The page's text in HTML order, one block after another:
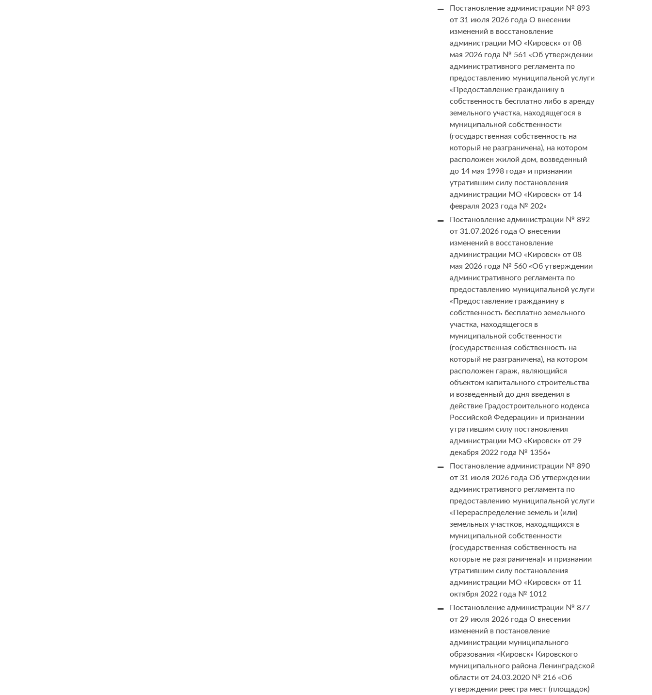
Постановление администрации № 893
от 31 июля 2026 года О внесении
изменений в восстановление
администрации МО «Кировск» от 08
мая 2026 года № 561 «Об утверждении
административного регламента по
предоставлению муниципальной услуги
«Предоставление гражданину в
собственность бесплатно либо в аренду
земельного участка, находящегося в
муниципальной собственности
(государственная собственность на
который не разграничена), на котором
расположен жилой дом, возведенный
до 14 мая 1998 года» и признании
утратившим силу постановления
администрации МО «Кировск» от 14
февраля 2023 года № 202»
Постановление администрации № 892
от 31.07.2026 года О внесении
изменений в восстановление
администрации МО «Кировск» от 08
мая 2026 года № 560 «Об утверждении
административного регламента по
предоставлению муниципальной услуги
«Предоставление гражданину в
собственность бесплатно земельного
участка, находящегося в
муниципальной собственности
(государственная собственность на
который не разграничена), на котором
расположен гараж, являющийся
объектом капитального строительства
и возведенный до дня введения в
действие Градостроительного кодекса
Российской Федерации» и признании
утратившим силу постановления
администрации МО «Кировск» от 29
декабря 2022 года № 1356»
Постановление администрации № 890
от 31 июля 2026 года Об утверждении
административного регламента по
предоставлению муниципальной услуги
«Перераспределение земель и (или)
земельных участков, находящихся в
муниципальной собственности
(государственная собственность на
которые не разграничена)» и признании
утратившим силу постановления
администрации МО «Кировск» от 11
октября 2022 года № 1012
Постановление администрации № 877
от 29 июля 2026 года О внесении
изменений в постановление
администрации муниципального
образования «Кировск» Кировского
муниципального района Ленинградской
области от 24.03.2020 № 216 «Об
утверждении реестра мест (площадок)